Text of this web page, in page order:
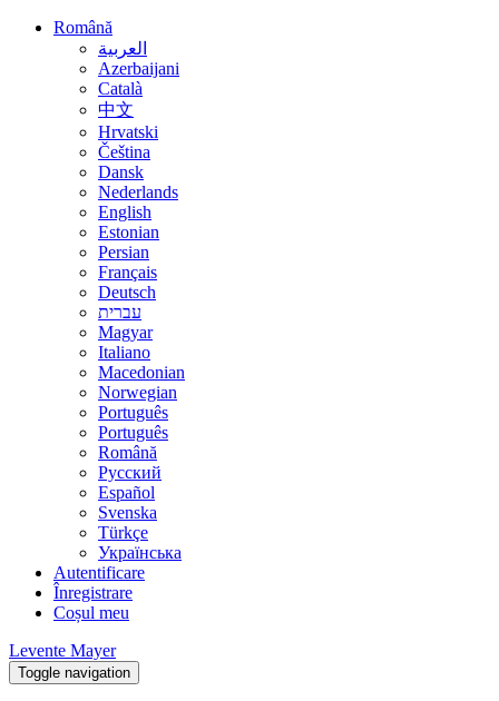
Română
العربية
Azerbaijani
Català
中文
Hrvatski
Čeština
Dansk
Nederlands
English
Estonian
Persian
Français
Deutsch
עברית
Magyar
Italiano
Macedonian
Norwegian
Português
Português
Română
Русский
Español
Svenska
Türkçe
Українська
Autentificare
Înregistrare
Coșul meu
Levente Mayer
Toggle navigation